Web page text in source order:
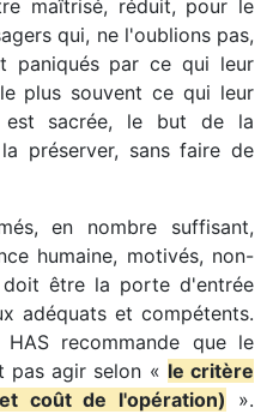
maîtrisé, réduit, pour le
qui, ne l'oublions pas,
paniqués par ce qui leur
plus souvent ce qui leur
est sacrée, le but de la
préserver, sans faire de
en nombre suffisant,
humaine, motivés, non-
être la porte d'entrée
adéquats et compétents.
recommande que le
pas agir selon « le critère
coût de l'opération) ».